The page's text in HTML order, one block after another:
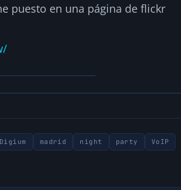
puesto en una página de flickr
Digium madrid night party VoIP